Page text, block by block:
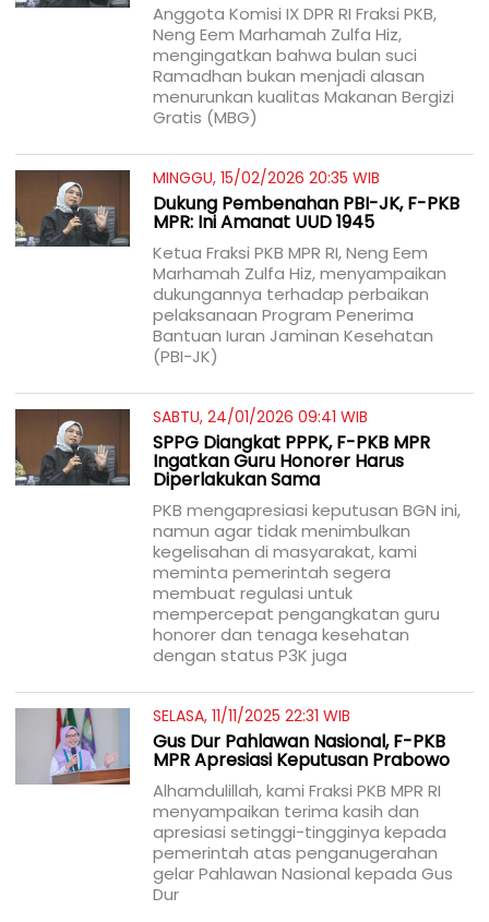
Anggota Komisi IX DPR RI Fraksi PKB,
Neng Eem Marhamah Zulfa Hiz,
mengingatkan bahwa bulan suci
Ramadhan bukan menjadi alasan
menurunkan kualitas Makanan Bergizi
Gratis (MBG)
MINGGU, 15/02/2026 20:35 WIB
Dukung Pembenahan PBI-JK, F-PKB
MPR: Ini Amanat UUD 1945
Ketua Fraksi PKB MPR RI, Neng Eem
Marhamah Zulfa Hiz, menyampaikan
dukungannya terhadap perbaikan
pelaksanaan Program Penerima
Bantuan Iuran Jaminan Kesehatan
(PBI-JK)
SABTU, 24/01/2026 09:41 WIB
SPPG Diangkat PPPK, F-PKB MPR
Ingatkan Guru Honorer Harus
Diperlakukan Sama
PKB mengapresiasi keputusan BGN ini,
namun agar tidak menimbulkan
kegelisahan di masyarakat, kami
meminta pemerintah segera
membuat regulasi untuk
mempercepat pengangkatan guru
honorer dan tenaga kesehatan
dengan status P3K juga
SELASA, 11/11/2025 22:31 WIB
Gus Dur Pahlawan Nasional, F-PKB
MPR Apresiasi Keputusan Prabowo
Alhamdulillah, kami Fraksi PKB MPR RI
menyampaikan terima kasih dan
apresiasi setinggi-tingginya kepada
pemerintah atas penganugerahan
gelar Pahlawan Nasional kepada Gus
Dur